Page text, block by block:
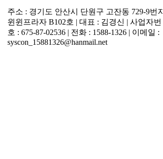
주소 : 경기도 안산시 단원구 고잔동 729-9번지
윈윈프라자 B102호 | 대표 : 김경신 | 사업자번
호 : 675-87-02536 | 전화 : 1588-1326 | 이메일 :
syscon_15881326@hanmail.net